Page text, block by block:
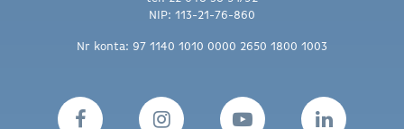
NIP: 113-21-76-860
Nr konta: 97 1140 1010 0000 2650 1800 1003